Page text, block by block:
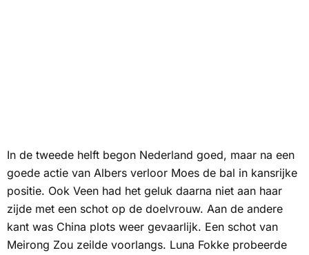
In de tweede helft begon Nederland goed, maar na een
goede actie van Albers verloor Moes de bal in kansrijke
positie. Ook Veen had het geluk daarna niet aan haar
zijde met een schot op de doelvrouw. Aan de andere
kant was China plots weer gevaarlijk. Een schot van
Meirong Zou zeilde voorlangs. Luna Fokke probeerde